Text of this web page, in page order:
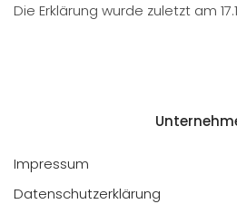
Die Erklärung wurde zuletzt am
Impressum
Datenschutzerklärung